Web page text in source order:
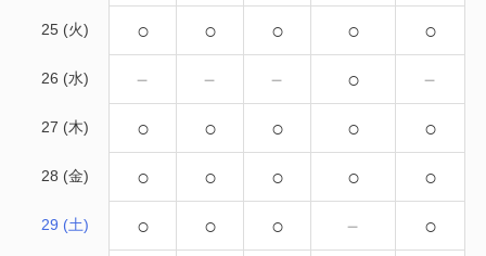
25 (火) ○ ○ ○ ○ ○
26 (水) － － － ○ －
27 (木) ○ ○ ○ ○ ○
28 (金) ○ ○ ○ ○ ○
29 (土) ○ ○ ○ － ○